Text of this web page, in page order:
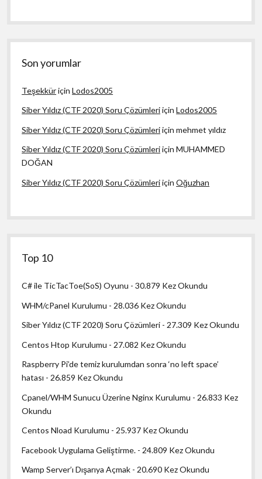
Son yorumlar
TeşekküriçinLodos2005
Siber Yıldız (CTF 2020) Soru ÇözümleriiçinLodos2005
Siber Yıldız (CTF 2020) Soru Çözümleriiçinmehmet yıldız
Siber Yıldız (CTF 2020) Soru ÇözümleriiçinMUHAMMED
DOĞAN
Siber Yıldız (CTF 2020) Soru ÇözümleriiçinOğuzhan
Top 10
C# ile TicTacToe(SoS) Oyunu - 30.879 Kez Okundu
WHM/cPanel Kurulumu - 28.036 Kez Okundu
Siber Yıldız (CTF 2020) Soru Çözümleri - 27.309 Kez Okundu
Centos Htop Kurulumu - 27.082 Kez Okundu
Raspberry Pi’de temiz kurulumdan sonra ‘no left space’
hatası - 26.859 Kez Okundu
Cpanel/WHM Sunucu Üzerine Nginx Kurulumu - 26.833 Kez
Okundu
Centos Nload Kurulumu - 25.937 Kez Okundu
Facebook Uygulama Geliştirme. - 24.809 Kez Okundu
Wamp Server’ı Dışarıya Açmak - 20.690 Kez Okundu